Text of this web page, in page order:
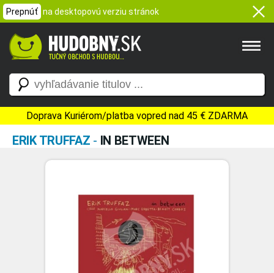
Prepnúť na desktopovú verziu stránok
Doprava Kuriérom/platba vopred nad 45 € ZDARMA
ERIK TRUFFAZ - IN BETWEEN